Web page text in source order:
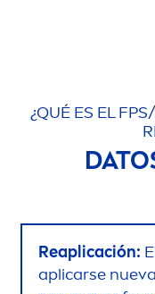
¿QUÉ ES EL
Reaplicación:
aplicarse nueva